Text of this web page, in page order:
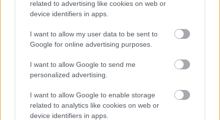
related to advertising like cookies on web or
device identifiers in apps.
I want to allow my user data to be sent to
Google for online advertising purposes.
I want to allow Google to send me
personalized advertising.
I want to allow Google to enable storage
related to analytics like cookies on web or
device identifiers in apps.
(1. časť)
Stavebný materiál
(dokončenie)